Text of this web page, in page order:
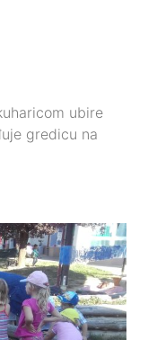
ubire
gredicu na